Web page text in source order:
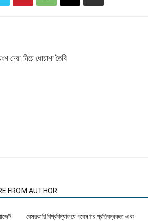
নেয়া নিয়ে ধোয়াশা তৈরি
FROM AUTHOR
বেসরকারি বিশ্ববিদ্যালয়ে গবেষণার প্রতিবদ্ধকতা এবং